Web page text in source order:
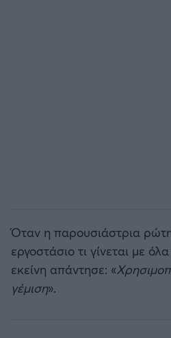
Όταν η παρουσιάστρια
εργοστάσιο τι γίνεται με
εκείνη απάντησε: «
γέμιση».